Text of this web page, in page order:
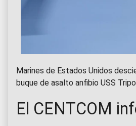
Marines de Estados Unidos
buque de asalto anfibio USS
El CENTCOM